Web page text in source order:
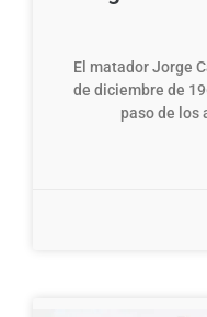
El matador Jorge
de diciembre de
paso de los